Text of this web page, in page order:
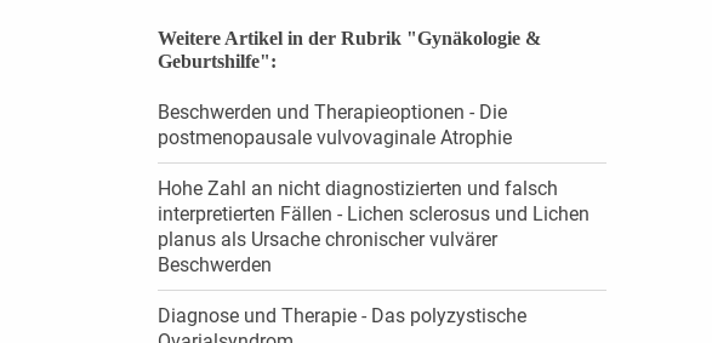
Weitere Artikel in der Rubrik "Gynäkologie &
Geburtshilfe":
Beschwerden und Therapieoptionen - Die
postmenopausale vulvovaginale Atrophie
Hohe Zahl an nicht diagnostizierten und falsch
interpretierten Fällen - Lichen sclerosus und Lichen
planus als Ursache chronischer vulvärer
Beschwerden
Diagnose und Therapie - Das polyzystische